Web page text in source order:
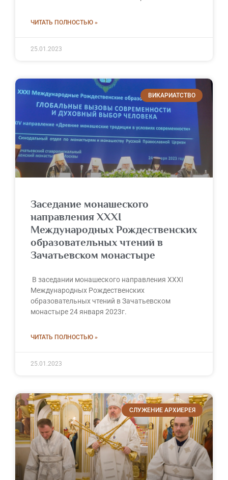
ЧИТАТЬ ПОЛНОСТЬЮ »
25.01.2023
ВИКАРИАТСТВО
Заседание монашеского
направления XXXI
Международных Рождественских
образовательных чтений в
Зачатьевском монастыре
В заседании монашеского направления XXXI
Международных Рождественских
образовательных чтений в Зачатьевском
монастыре 24 января 2023г.
ЧИТАТЬ ПОЛНОСТЬЮ »
25.01.2023
СЛУЖЕНИЕ АРХИЕРЕЯ